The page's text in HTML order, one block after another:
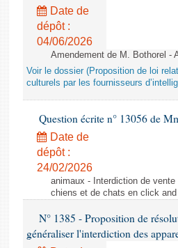
Date de
dépôt :
04/06/2026
Amendement de M. Bothorel -
Voir le dossier (Proposition de loi
culturels par les fournisseurs
Question écrite n° 13056 de
Date de
dépôt :
24/02/2026
animaux - Interdiction de
chiens et de chats en click
N° 1385 - Proposition de
généraliser l'interdiction des